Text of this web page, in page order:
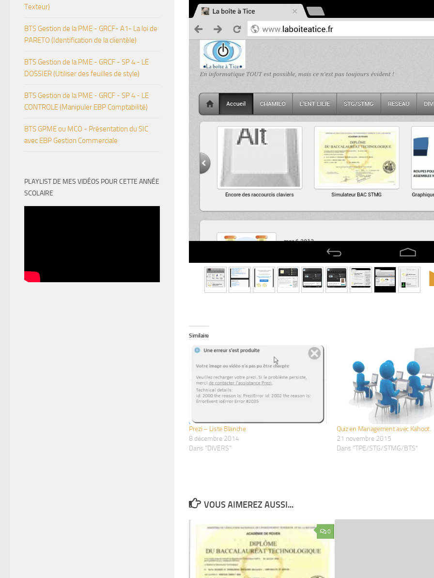
Similaire
Prezi – Liste Blanche
8 décembre 2014
Dans "DIVERS"
Quiz en Management avec Kahoot.
21 novembre 2015
Dans "TPE/STG/STMG/BTS"
VOUS AIMEREZ AUSSI...
0
Texteur)
BTS Gestion de la PME - GRCF- A1- La loi de
PARETO (Identification de la clientèle)
BTS Gestion de la PME - GRCF - SP 4 - LE
DOSSIER (Utiliser des feuilles de style)
BTS Gestion de la PME - GRCF - SP 4 - LE
CONTROLE (Manipuler EBP Comptabilité)
BTS GPME ou MCO - Présentation du SIC
avec EBP Gestion Commerciale
PLAYLIST DE MES VIDÉOS POUR CETTE ANNÉE
SCOLAIRE